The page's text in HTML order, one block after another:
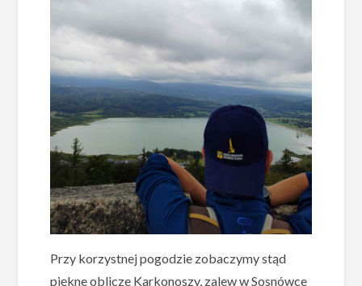
Przy korzystnej pogodzie zobaczymy stąd
piękne oblicze Karkonoszy, zalew w Sosnówce